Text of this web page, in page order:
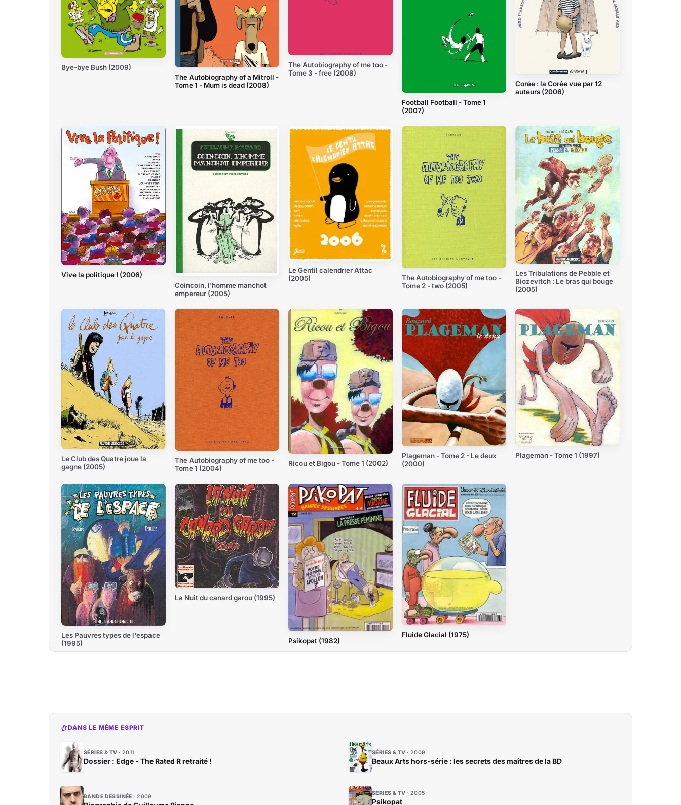
Bye-bye Bush (2009)
The Autobiography of a Mitroll -
Tome 1 - Mum is dead (2008)
The Autobiography of me too -
Tome 3 - free (2008)
Football Football - Tome 1
(2007)
Corée : la Corée vue par 12
auteurs (2006)
Vive la politique ! (2006)
Coincoin, l'homme manchot
empereur (2005)
Le Gentil calendrier Attac
(2005)
The Autobiography of me too -
Tome 2 - two (2005)
Les Tribulations de Pebble et
Biozevitch : Le bras qui bouge
(2005)
Le Club des Quatre joue la
gagne (2005)
The Autobiography of me too -
Tome 1 (2004)
Ricou et Bigou - Tome 1 (2002)
Plageman - Tome 2 - Le deux
(2000)
Plageman - Tome 1 (1997)
Les Pauvres types de l'espace
(1995)
La Nuit du canard garou (1995)
Psikopat (1982)
Fluide Glacial (1975)
DANS LE MÊME ESPRIT
SÉRIES & TV 2011
Dossier : Edge - The Rated R retraité !
SÉRIES & TV 2009
Beaux Arts hors-série : les secrets des maîtres de la BD
BANDE DESSINÉE 2009 SÉRIES & TV 2005
Psikopat